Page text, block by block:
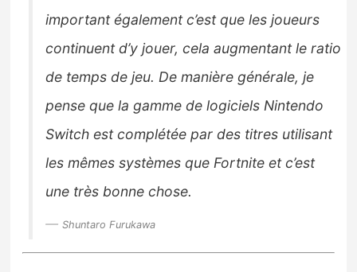
important également c’est que les joueurs
continuent d’y jouer, cela augmentant le ratio
de temps de jeu. De manière générale, je
pense que la gamme de logiciels Nintendo
Switch est complétée par des titres utilisant
les mêmes systèmes que Fortnite et c’est
une très bonne chose.
Shuntaro Furukawa